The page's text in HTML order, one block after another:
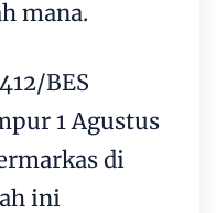
mana.
BES
1 Agustus
di
ini